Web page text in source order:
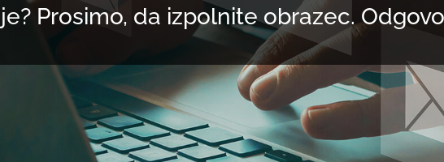
Prosimo, da izpolnite obrazec.